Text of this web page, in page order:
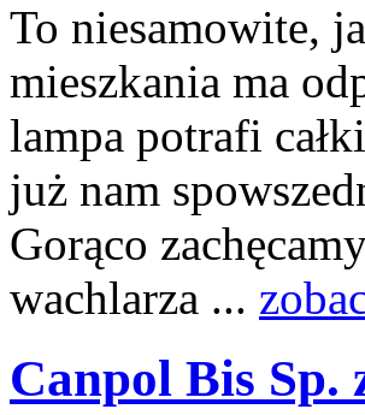
To niesamowite,
mieszkania ma
lampa potrafi
już nam
Gorąco
wachlarza ...
Canpol Bis Sp.